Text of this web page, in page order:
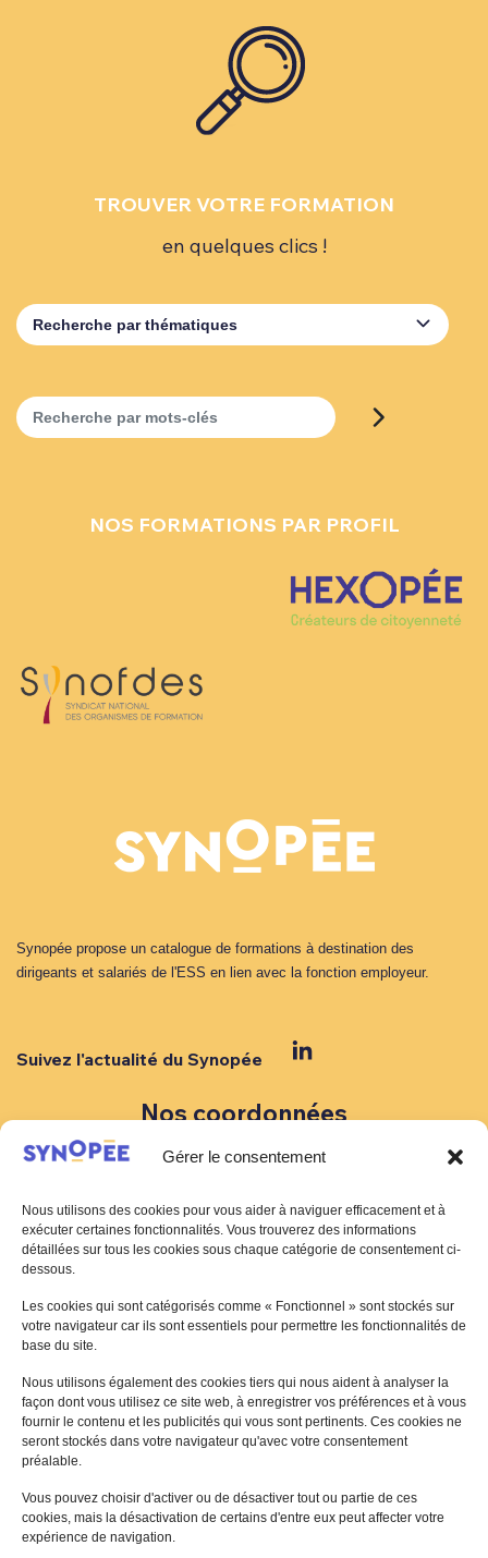
Gérer le consentement
Nous utilisons des cookies pour vous aider à naviguer efficacement et à
exécuter certaines fonctionnalités. Vous trouverez des informations
détaillées sur tous les cookies sous chaque catégorie de consentement ci-
dessous.
Les cookies qui sont catégorisés comme « Fonctionnel » sont stockés sur
votre navigateur car ils sont essentiels pour permettre les fonctionnalités de
base du site.
Nous utilisons également des cookies tiers qui nous aident à analyser la
façon dont vous utilisez ce site web, à enregistrer vos préférences et à vous
fournir le contenu et les publicités qui vous sont pertinents. Ces cookies ne
seront stockés dans votre navigateur qu'avec votre consentement
préalable.
Vous pouvez choisir d'activer ou de désactiver tout ou partie de ces
cookies, mais la désactivation de certains d'entre eux peut affecter votre
expérience de navigation.
TROUVER VOTRE FORMATION
en quelques clics !
Recherche par thématiques
Recherche par mots-clés
NOS FORMATIONS PAR PROFIL
Synopée propose un catalogue de formations à destination des
dirigeants et salariés de l'ESS en lien avec la fonction employeur.
Suivez l'actualité du Synopée
Nos coordonnées
88 Rue Marcel Bourdarias
01 41 79 59 66
contact@synopee.org